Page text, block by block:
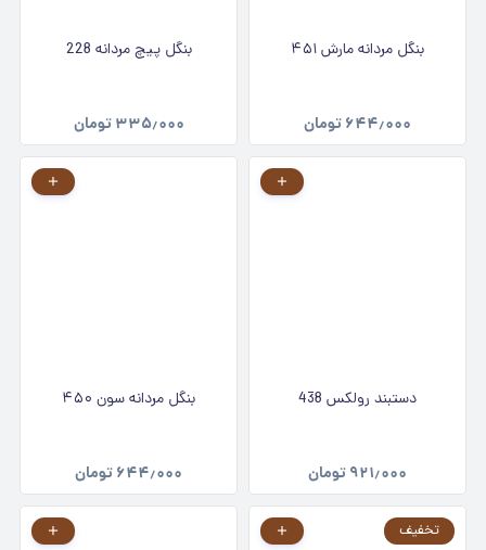
بنگل مردانه مارش ۴۵۱
۶۴۴٫۰۰۰تومان
بنگل پیچ مردانه 228
۳۳۵٫۰۰۰ تومان
دستبند رولکس 438
۹۲۱٫۰۰۰تومان
بنگل مردانه سون ۴۵۰
۶۴۴٫۰۰۰تومان
تخفیف